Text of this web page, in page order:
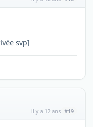
svp]
il y a 12 ans #19